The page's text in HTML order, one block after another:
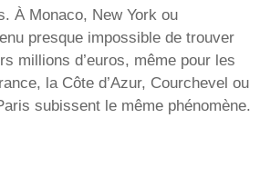
À Monaco, New York ou
presque impossible de trouver
millions d’euros, même pour les
la Côte d’Azur, Courchevel ou
subissent le même phénomène.